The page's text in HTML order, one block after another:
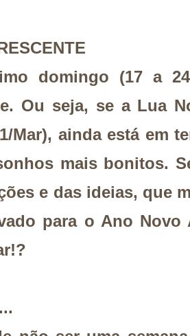
domingo (17 a
Ou seja, se a Lua
Mar), ainda está em
mais bonitos.
e das ideias, que
para o Ano